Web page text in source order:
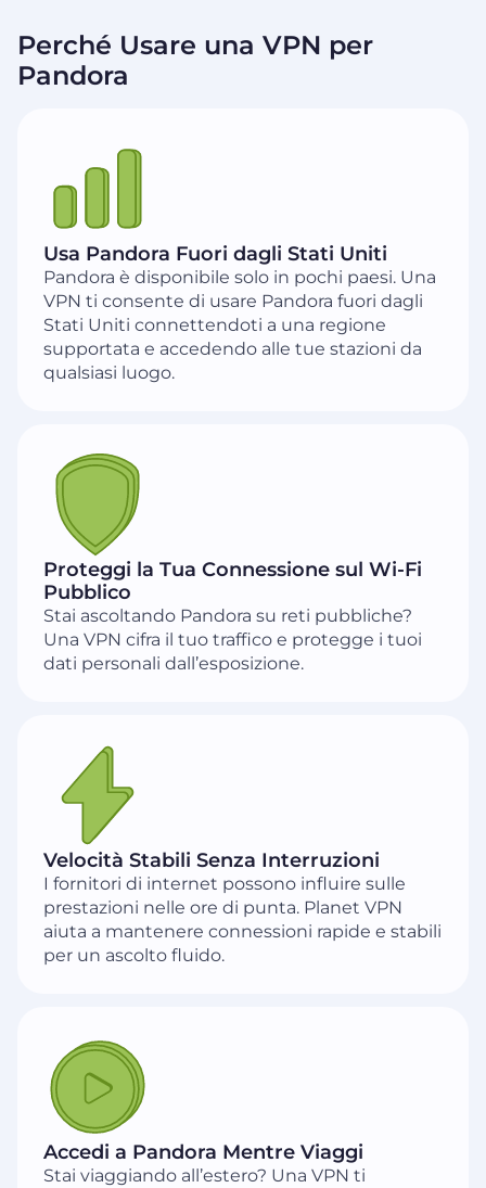
Perché Usare una VPN per
Pandora
Usa Pandora Fuori dagli Stati Uniti
Pandora è disponibile solo in pochi paesi. Una
VPN ti consente di usare Pandora fuori dagli
Stati Uniti connettendoti a una regione
supportata e accedendo alle tue stazioni da
qualsiasi luogo.
Proteggi la Tua Connessione sul Wi-Fi
Pubblico
Stai ascoltando Pandora su reti pubbliche?
Una VPN cifra il tuo traffico e protegge i tuoi
dati personali dall’esposizione.
Velocità Stabili Senza Interruzioni
I fornitori di internet possono influire sulle
prestazioni nelle ore di punta. Planet VPN
aiuta a mantenere connessioni rapide e stabili
per un ascolto fluido.
Accedi a Pandora Mentre Viaggi
Stai viaggiando all’estero? Una VPN ti